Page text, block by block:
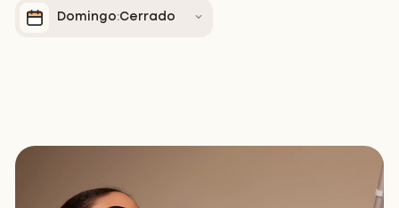
Domingo Cerrado